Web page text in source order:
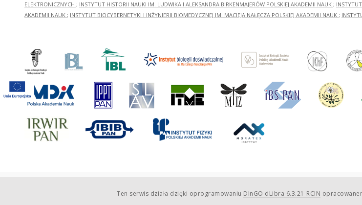
ELEKTRONICZNYCH ; INSTYTUT HISTORII NAUKI IM. LUDWIKA I ALEKSANDRA BIRKENMAJERÓW POLSKIEJ AKADEMII NAUK ;
AKADEMII NAUK ; INSTYTUT BIOCYBERNETYKI I INŻYNIERII BIOMEDYCZNEJ IM. MACIEJA NAŁĘCZA POLSKIEJ AKADEMII NAUK ;
Ten serwis działa dzięki oprogramowaniu DInGO dLibra 6.3.21-RCIN